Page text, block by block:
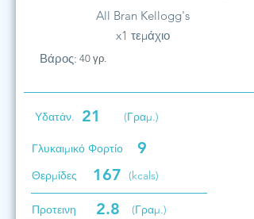
All Bran Kellogg's
x1 τεμάχιο
Βάρος: 40 γρ.
Υδατάν. 21 (Γραμ.)
Γλυκαιμικό Φορτίο 9
Θερμίδες 167 (kcals)
Προτεινη 2.8
(Γραμ.)